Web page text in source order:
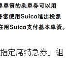
定席特急券」組